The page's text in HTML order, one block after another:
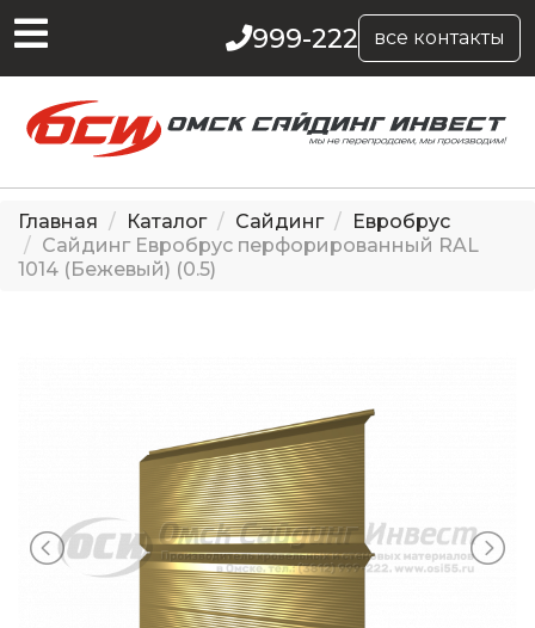
999-222 все контакты
Главная Каталог Сайдинг
Евробрус
Сайдинг Евробрус перфорированный RAL
1014 (Бежевый) (0.5)